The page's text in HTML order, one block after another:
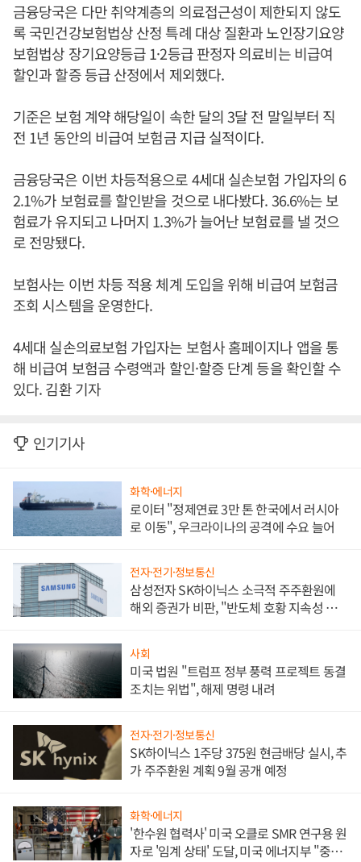
금융당국은 다만 취약계층의 의료접근성이 제한되지 않도
록 국민건강보험법상 산정 특례 대상 질환과 노인장기요양
보험법상 장기요양등급 1·2등급 판정자 의료비는 비급여
할인과 할증 등급 산정에서 제외했다.
기준은 보험 계약 해당일이 속한 달의 3달 전 말일부터 직
전 1년 동안의 비급여 보험금 지급 실적이다.
금융당국은 이번 차등적용으로 4세대 실손보험 가입자의 6
2.1%가 보험료를 할인받을 것으로 내다봤다. 36.6%는 보
험료가 유지되고 나머지 1.3%가 늘어난 보험료를 낼 것으
로 전망됐다.
보험사는 이번 차등 적용 체계 도입을 위해 비급여 보험금
조회 시스템을 운영한다.
4세대 실손의료보험 가입자는 보험사 홈페이지나 앱을 통
해 비급여 보험금 수령액과 할인·할증 단계 등을 확인할 수
있다. 김환 기자
인기기사
화학·에너지
로이터 "정제연료 3만 톤 한국에서 러시아
로 이동", 우크라이나의 공격에 수요 늘어
전자·전기·정보통신
삼성전자 SK하이닉스 소극적 주주환원에
해외 증권가 비판, "반도체 호황 지속성 의
사회
미국 법원 "트럼프 정부 풍력 프로젝트 동결
조치는 위법", 해제 명령 내려
전자·전기·정보통신
SK하이닉스 1주당 375원 현금배당 실시, 추
가 주주환원 계획 9월 공개 예정
화학·에너지
'한수원 협력사' 미국 오클로 SMR 연구용 원
자로 '임계 상태' 도달, 미국 에너지부 "중요